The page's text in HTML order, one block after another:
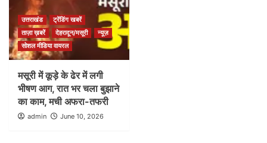
उत्तराखंड
ट्रेंडिंग खबरें
ताज़ा ख़बरें
देहरादून/मसूरी
न्यूज़
सोशल मीडिया वायरल
मसूरी में कूड़े के ढेर में लगी
भीषण आग, रात भर चला बुझाने
का काम, मची अफरा-तफरी
admin June 10, 2026